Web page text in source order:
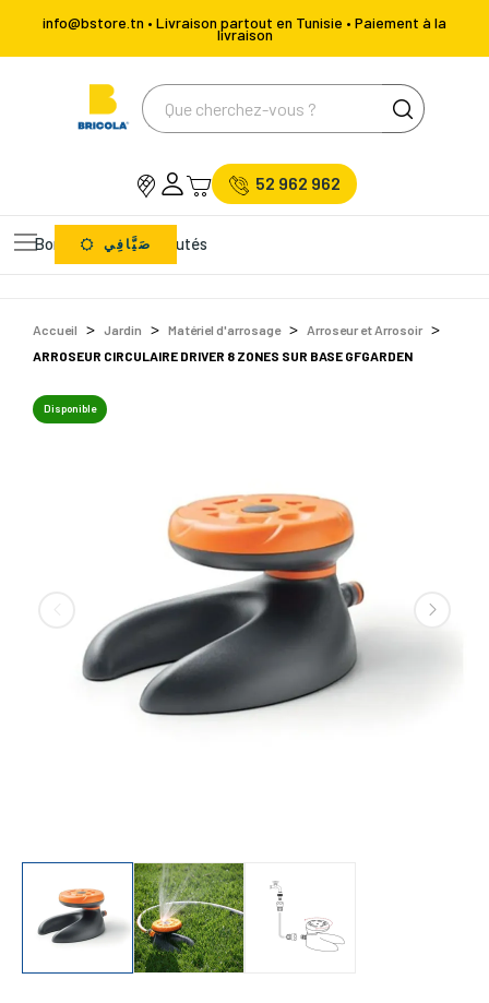
info@bstore.tn • Livraison partout en Tunisie • Paiement à la
livraison
52 962 962
Bons Plans Nouveautés
صَيَّافِي
Accueil Jardin Matériel d'arrosage
Arroseur et Arrosoir
ARROSEUR CIRCULAIRE DRIVER 8 ZONES SUR BASE GFGARDEN
Disponible